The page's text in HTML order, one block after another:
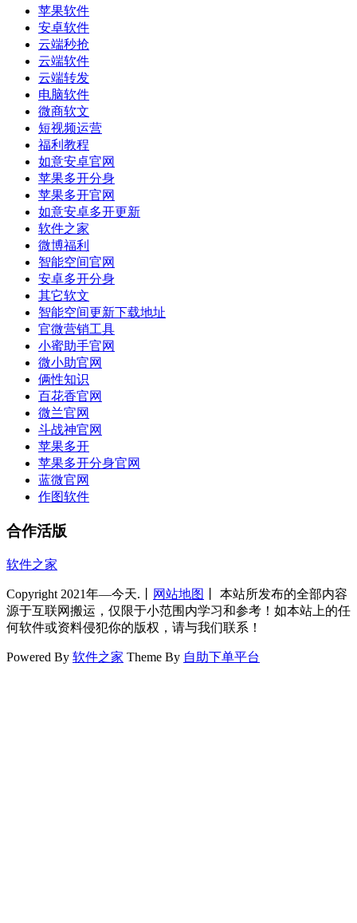
苹果软件
安卓软件
云端秒抢
云端软件
云端转发
电脑软件
微商软文
短视频运营
福利教程
如意安卓官网
苹果多开分身
苹果多开官网
如意安卓多开更新
软件之家
微博福利
智能空间官网
安卓多开分身
其它软文
智能空间更新下载地址
官微营销工具
小蜜助手官网
微小助官网
俩性知识
百花香官网
微兰官网
斗战神官网
苹果多开
苹果多开分身官网
蓝微官网
作图软件
合作活版
软件之家
Copyright 2021年—今天.丨 网站地图
丨 本站所发布的全部内容
源于互联网搬运，仅限于小范围内学习和参考！如本站上的任
何软件或资料侵犯你的版权，请与我们联系！
Powered By 软件之家 Theme By 自助下单平台